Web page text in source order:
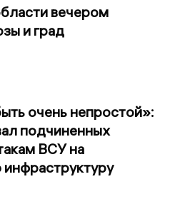
вечером
и град
очень непростой»:
подчиненных
ВСУ на